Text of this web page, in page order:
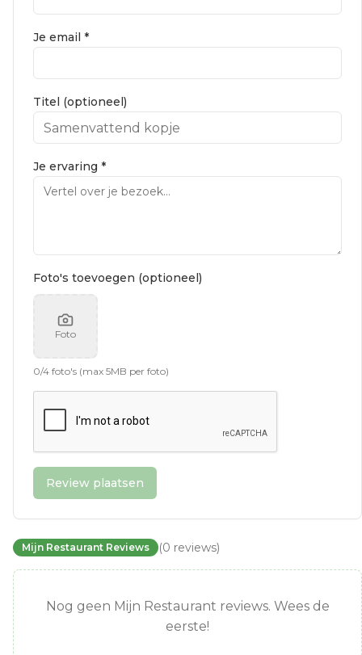
Je email *
Titel (optioneel)
Je ervaring *
Foto's toevoegen (optioneel)
Foto
0/4 foto's (max 5MB per foto)
Review plaatsen
Mijn Restaurant Reviews (0 reviews)
Nog geen Mijn Restaurant reviews. Wees de
eerste!